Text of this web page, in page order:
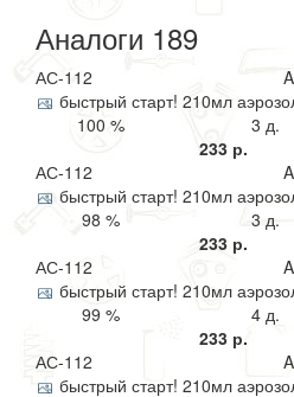
Аналоги 189
АС-112
быстрый старт! 210мл
100 %
3 д.
233 р.
АС-112
быстрый старт! 210мл
98 %
3 д.
233 р.
АС-112
быстрый старт! 210мл
99 %
4 д.
233 р.
АС-112
быстрый старт! 210мл